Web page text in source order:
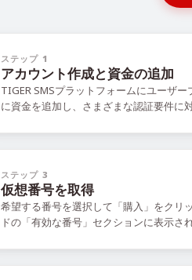
ステップ 1
アカウント作成と資金の追加
TIGER SMSプラットフォームにユーザ
に資金を追加し、さまざまな認証要件に
ステップ 3
仮想番号を取得
希望する番号を選択して「購入」をクリ
ドの「有効な番号」セクションに表示さ